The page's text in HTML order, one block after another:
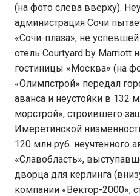
(на фото слева вверху).
администрация Сочи
«Сочи-плаза», не
отель Courtyard by Marriott
гостиницы «Москва» (на
«Олимпстрой» передал
аванса и неустойки в 132
морстрой», строившего
Имеретинской
120 млн руб. неучтенного
«Славобласть»,
дворца для керлинга
компании «Вектор-2000»,